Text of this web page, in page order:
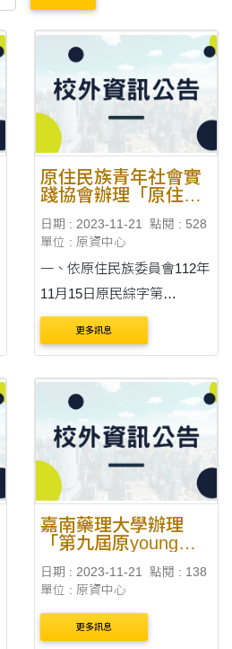
原住民族青年社會實
踐協會辦理「原住民
策說明會」
日期 : 2023-11-21
點閱 : 528
單位 : 原資中心
一、依原住民族委員會112年
11月15日原民綜字第
1120057760號函辦理。 二、
原住民族青年社會實踐協會
得原住民族部落同意參與辦
法之認識，提高法令適用與
行政程序知能，爰辦理旨揭
說明會，請視....
更多訊息
嘉南藥理大學辦理
「第九屆原young歌
mihumisang」活動
日期 : 2023-11-21
點閱 : 138
單位 : 原資中心
更多訊息